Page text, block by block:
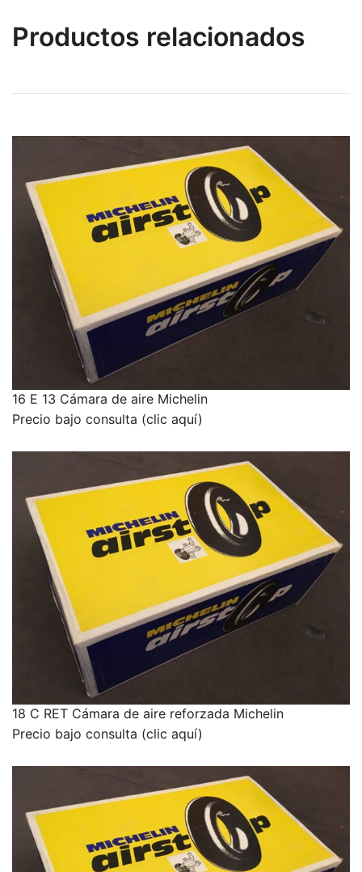
Productos relacionados
16 E 13 Cámara de aire Michelin
Precio bajo consulta (clic aquí)
18 C RET Cámara de aire reforzada Michelin
Precio bajo consulta (clic aquí)